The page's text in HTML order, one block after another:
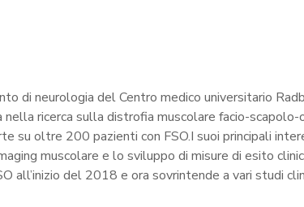
di neurologia del Centro medico universitario
ricerca sulla distrofia muscolare facio-scapolo-
su oltre 200 pazienti con FSO.I suoi principali
muscolare e lo sviluppo di misure di esito
del 2018 e ora sovrintende a vari studi